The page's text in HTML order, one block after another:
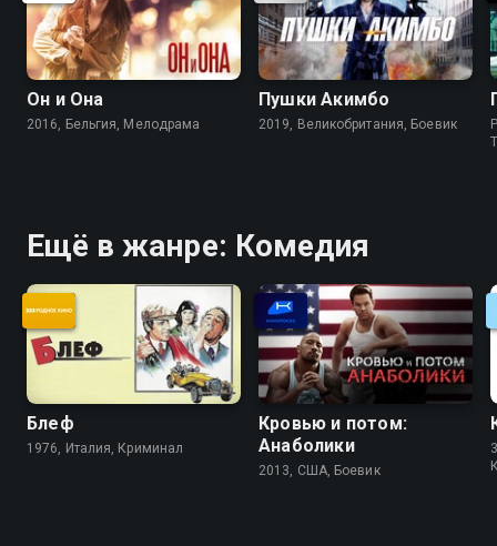
Он и Она
2016, Бельгия, Мелодрама
Пушки Акимбо
2019, Великобритания, Боевик
Ещё в жанре: Комедия
Блеф
1976, Италия, Криминал
Кровью и потом:
Анаболики
2013, США, Боевик